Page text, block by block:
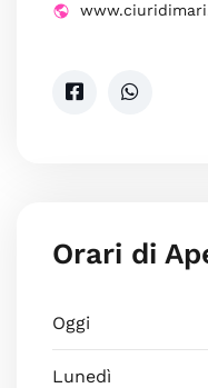
Orari di
Oggi
Lunedì